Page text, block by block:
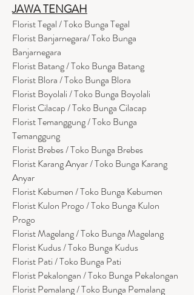
JAWA TENGAH
Florist Tegal / Toko Bunga Tegal
Florist Banjarnegara/ Toko Bunga
Banjarnegara
Florist Batang / Toko Bunga Batang
Florist Blora / Toko Bunga Blora
Florist Boyolali / Toko Bunga Boyolali
Florist Cilacap / Toko Bunga Cilacap
Florist Temanggung / Toko Bunga
Temanggung
Florist Brebes / Toko Bunga Brebes
Florist Karang Anyar / Toko Bunga Karang
Anyar
Florist Kebumen / Toko Bunga Kebumen
Florist Kulon Progo / Toko Bunga Kulon
Progo
Florist Magelang / Toko Bunga Magelang
Florist Kudus / Toko Bunga Kudus
Florist Pati / Toko Bunga Pati
Florist Pekalongan / Toko Bunga Pekalongan
Florist Pemalang / Toko Bunga Pemalang